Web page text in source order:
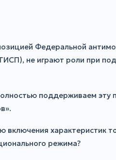
Федеральной
не играют роли при
поддерживаем эту
характеристик
режима?